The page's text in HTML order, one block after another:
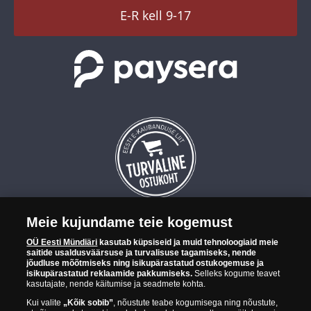
E-R kell 9-17
OÜ Eesti Mündiäri on maailma tuntumate rahapajade
kollektsioonimüntide ja -medalite levitaja Eestis. OÜ Eesti Mündiäri
kuulub ettevõttele "Samlerhuset Group“.
Euroopa ühel suuremal mündilevitajate grupil "Samlerhuset
Group" on allüksused 14 Euroopa riigis. Ettevõtete grupile kuulub
Norra vanim, endine riiklik rahapaja, mis tegutseb alates 1686.
Meie kujundame teie kogemust
OÜ Eesti Mündiäri kasutab küpsiseid ja muid tehnoloogiaid meie
saitide usaldusväärsuse ja turvalisuse tagamiseks, nende
jõudluse mõõtmiseks ning isikupärastatud ostukogemuse ja
isikupärastatud reklaamide pakkumiseks. Selleks kogume teavet
kasutajate, nende käitumise ja seadmete kohta.
Kui valite „Kõik sobib”, nõustute teabe kogumisega ning nõustute,